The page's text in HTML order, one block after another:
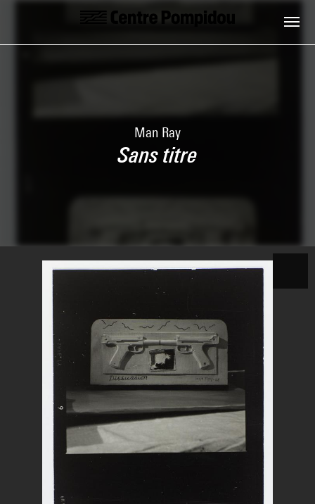
Skip to main content
Centre Pompidou
Man Ray
Sans titre